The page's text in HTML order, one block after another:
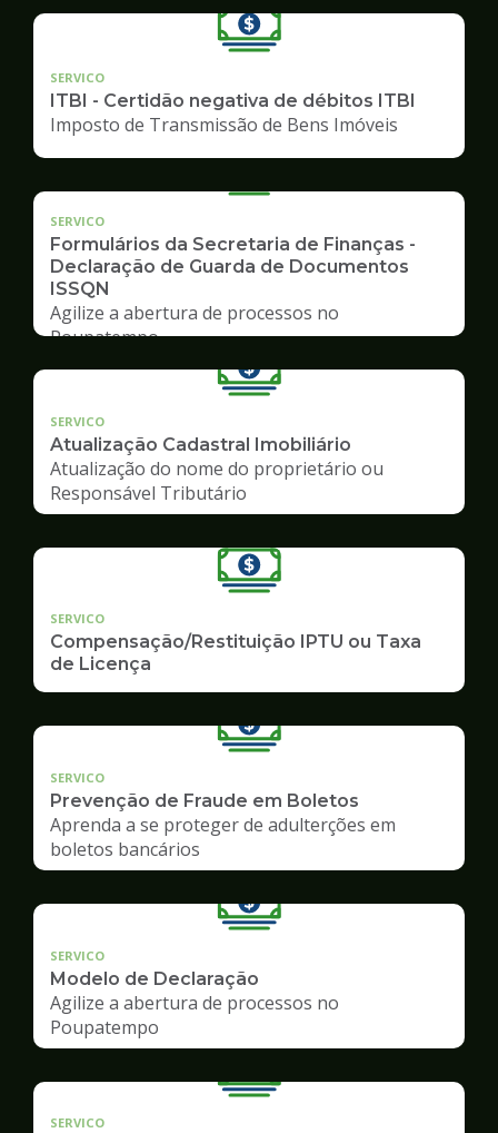
SERVICO
ITBI - Certidão negativa de débitos ITBI
Imposto de Transmissão de Bens Imóveis
SERVICO
Formulários da Secretaria de Finanças -
Declaração de Guarda de Documentos
ISSQN
Agilize a abertura de processos no
Poupatempo
SERVICO
Atualização Cadastral Imobiliário
Atualização do nome do proprietário ou
Responsável Tributário
SERVICO
Compensação/Restituição IPTU ou Taxa
de Licença
SERVICO
Prevenção de Fraude em Boletos
Aprenda a se proteger de adulterções em
boletos bancários
SERVICO
Modelo de Declaração
Agilize a abertura de processos no
Poupatempo
SERVICO